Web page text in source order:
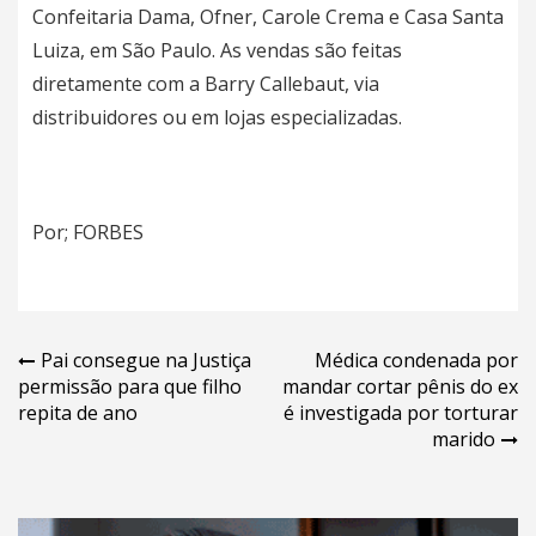
Confeitaria Dama, Ofner, Carole Crema e Casa Santa
Luiza, em São Paulo. As vendas são feitas
diretamente com a Barry Callebaut, via
distribuidores ou em lojas especializadas.
Por; FORBES
Navegação
de
Pai consegue na Justiça
permissão para que filho
repita de ano
Médica condenada por
mandar cortar pênis do ex
é investigada por torturar
marido